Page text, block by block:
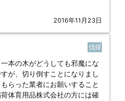
2016年11月23日
伐採
本の木がどうしても邪魔にな
が、切り倒すことになりまし
らった業者にお願いすること
体育用品株式会社の方には確